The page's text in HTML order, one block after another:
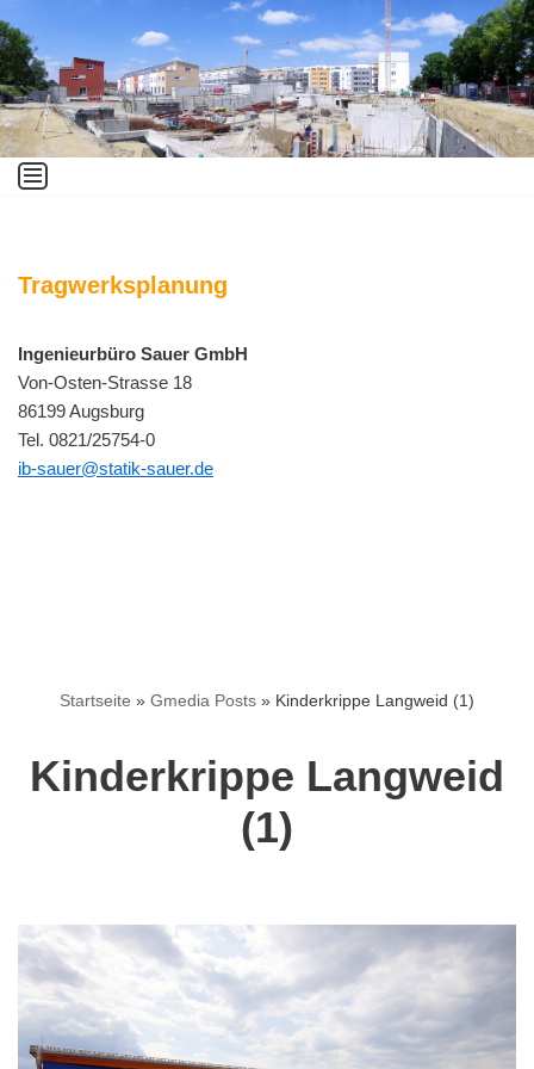
Zum
Inhalt
springen
Tragwerksplanung
Ingenieurbüro Sauer GmbH
Von-Osten-Strasse 18
86199 Augsburg
Tel. 0821/25754-0
ib-sauer@statik-sauer.de
Startseite » Gmedia Posts » Kinderkrippe Langweid (1)
Kinderkrippe Langweid
(1)